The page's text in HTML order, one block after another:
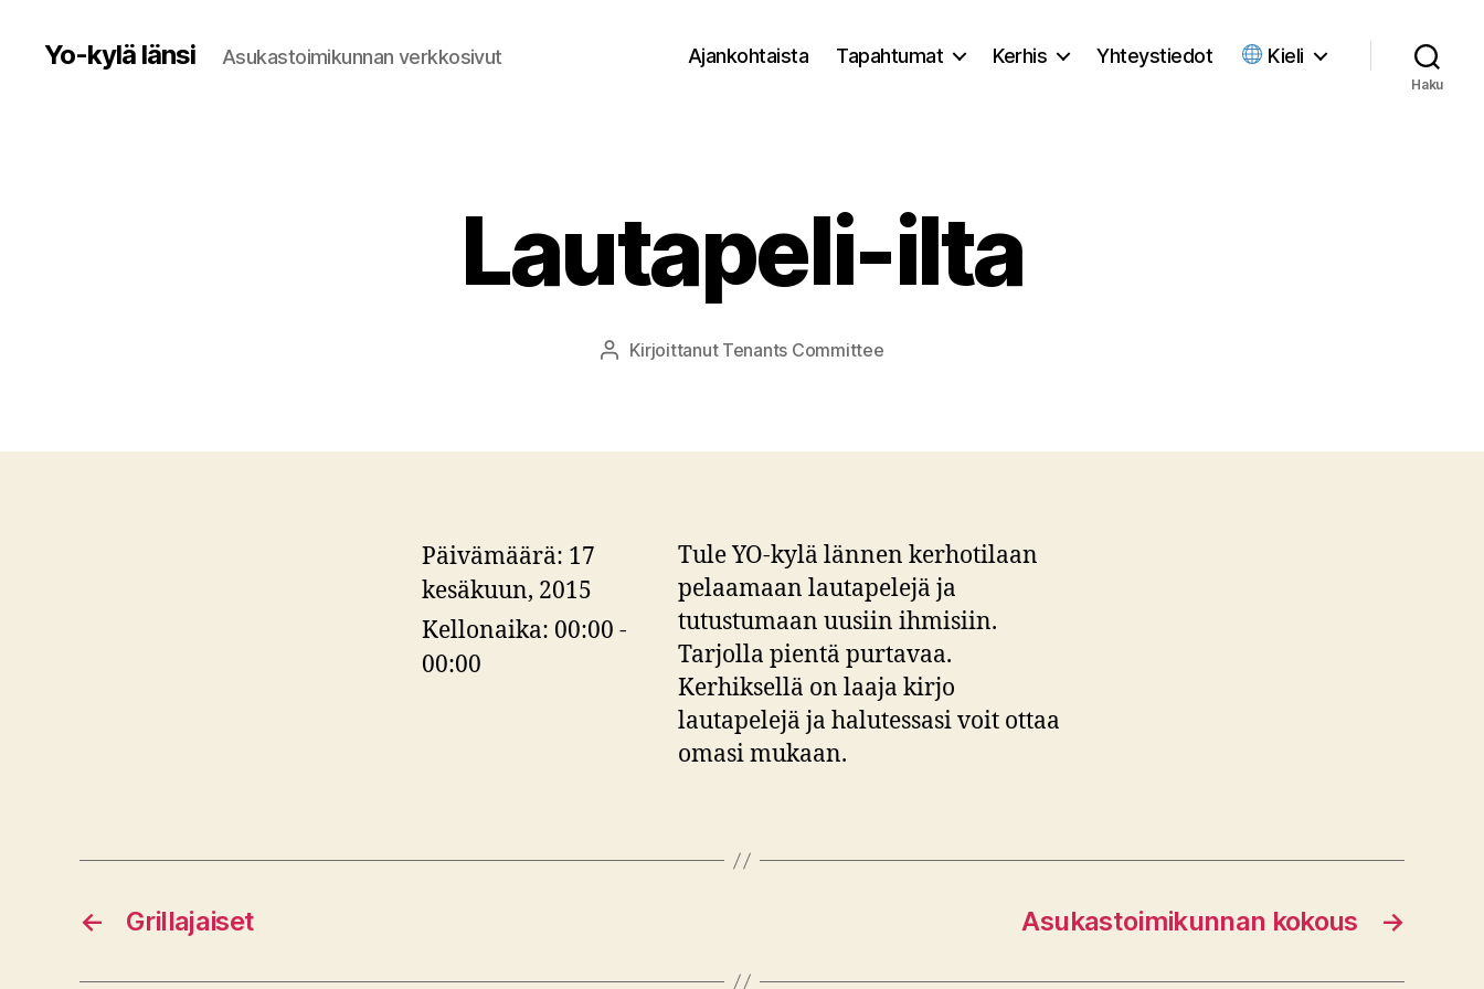
Yo-kylä länsi Asukastoimikunnan verkkosivut Ajankohtaista Tapahtumat Kerhis Yhteystiedot Kieli
Haku
Lautapeli-ilta
Kirjoittaja
Kirjoittanut Tenants Committee
Päivämäärä: 17
kesäkuun, 2015
Kellonaika: 00:00 -
00:00
Tule YO-kylä lännen kerhotilaan
pelaamaan lautapelejä ja
tutustumaan uusiin ihmisiin.
Tarjolla pientä purtavaa.
Kerhiksellä on laaja kirjo
lautapelejä ja halutessasi voit ottaa
omasi mukaan.
← Grillajaiset →
Asukastoimikunnan kokous